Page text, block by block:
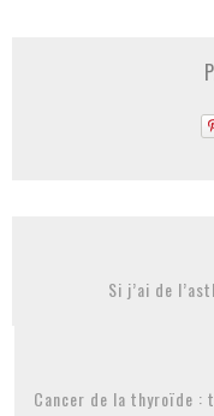
Si j’ai de
Cancer de la thyroïde :